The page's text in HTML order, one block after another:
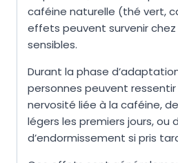
caféine naturelle (thé vert,
effets peuvent survenir chez
sensibles.
Durant la phase
personnes peuvent
nervosité liée à la caféine,
légers les premiers jours, ou
d’endormissement si pris